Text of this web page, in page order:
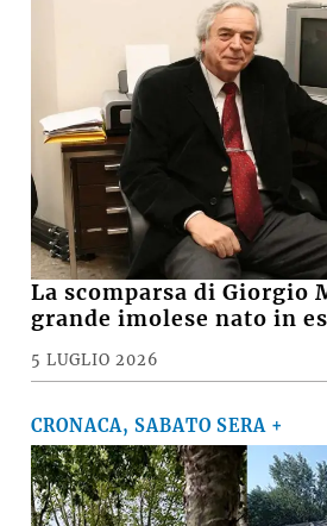
La scomparsa di Giorgio
grande imolese nato in
5 LUGLIO 2026
CRONACA, SABATO SERA +